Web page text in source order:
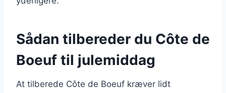
Sådan tilbereder du Côte de
Boeuf til julemiddag
At tilberede Côte de Boeuf kræver lidt